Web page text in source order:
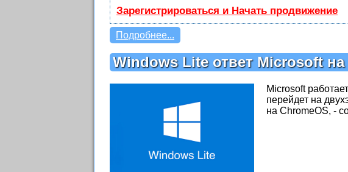
Зарегистрироваться и Начать продвижение
Подробнее...
Windows Lite ответ Microsoft на
Microsoft
перейдет на
на ChromeOS, -